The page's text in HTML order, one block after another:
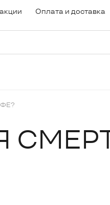
Оплата и доставка